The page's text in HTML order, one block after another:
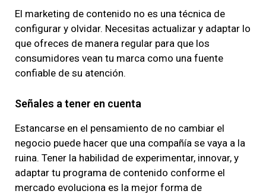
El marketing de contenido no es una técnica de
configurar y olvidar. Necesitas actualizar y adaptar lo
que ofreces de manera regular para que los
consumidores vean tu marca como una fuente
confiable de su atención.
Señales a tener en cuenta
Estancarse en el pensamiento de no cambiar el
negocio puede hacer que una compañía se vaya a la
ruina. Tener la habilidad de experimentar, innovar, y
adaptar tu programa de contenido conforme el
mercado evoluciona es la mejor forma de